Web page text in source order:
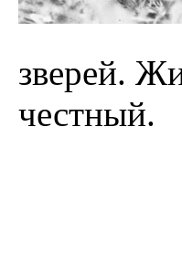
зверей.
честный.